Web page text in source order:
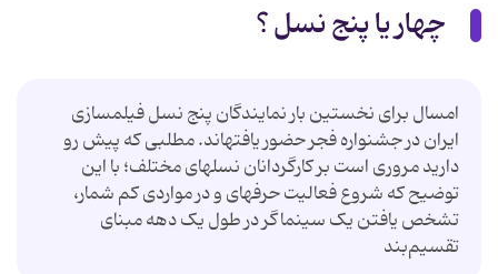
چهار یا پنج نسل ؟
امسال برای نخستین بار نمایندگان پنج نسل فیلمسازی
ایران در جشنواره فجر حضور یافته‏اند. مطلبی که پیش رو
دارید مروری است بر کارگردانان نسل‏های مختلف؛ با این
توضیح که شروع فعالیت حرفه‏ای و در مواردی کم شمار،
تشخص یافتن یک سینماگر در طول یک دهه مبنای
تقسیم‌بند